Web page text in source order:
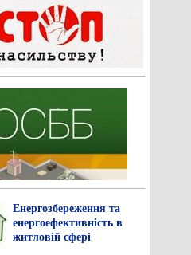
Енергозбереження та
енергоефективність в
житловій сфері